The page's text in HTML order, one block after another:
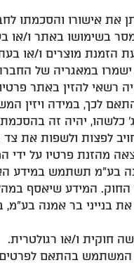
את אישורו והסכמתו
בשימושו באתר ו/או
הזמנת מוצרים ו/או
ישמרו במאגריה של
רשאי להזין באתר
לכך, במידה ויזין
כלשהו, יהיה זה
לפצות ולשפות את צד
מהזנת פרטיו על
בע"מ תשתמש במידע
החוק. המידע שיאסף
בנייני בר אמנה בע"מ,
חוקית ו/או רגולטרית.
המשתמש בהתאם